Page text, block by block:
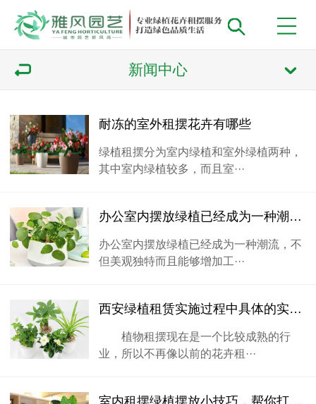
新闻中心
耐冻的室外租摆花卉有哪些
绿植租摆分为室内绿植和室外绿植两种，
其中室内绿植较多，而且室···
办公室内摆放绿植已经成为一种潮流，应如何摆放
办公室内摆放绿植已经成为一种潮流，不
但美观独特而且能够增加工···
西安绿植租赁实施过程中具体的实施方案
植物租摆现在是一个比较成熟的行
业，所以不再像以前的花卉租···
室内租摆绿植摆放小技巧，帮你打造满屋绿色